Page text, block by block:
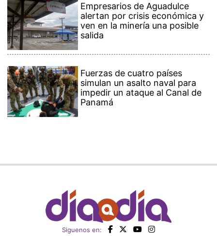
Empresarios de Aguadulce
alertan por crisis económica y
ven en la minería una posible
salida
Fuerzas de cuatro países
simulan un asalto naval para
impedir un ataque al Canal de
Panamá
Siguenos en: